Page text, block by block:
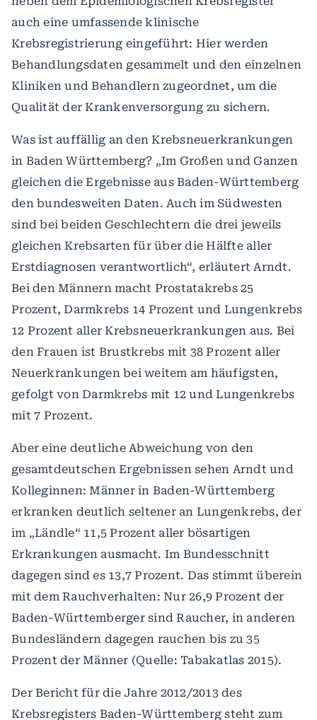
auch eine umfassende klinische
Krebsregistrierung eingeführt: Hier werden
Behandlungsdaten gesammelt und den einzelnen
Kliniken und Behandlern zugeordnet, um die
Qualität der Krankenversorgung zu sichern.
Was ist auffällig an den Krebsneuerkrankungen
in Baden Württemberg? „Im Großen und Ganzen
gleichen die Ergebnisse aus Baden-Württemberg
den bundesweiten Daten. Auch im Südwesten
sind bei beiden Geschlechtern die drei jeweils
gleichen Krebsarten für über die Hälfte aller
Erstdiagnosen verantwortlich“, erläutert Arndt.
Bei den Männern macht Prostatakrebs 25
Prozent, Darmkrebs 14 Prozent und Lungenkrebs
12 Prozent aller Krebsneuerkrankungen aus. Bei
den Frauen ist Brustkrebs mit 38 Prozent aller
Neuerkrankungen bei weitem am häufigsten,
gefolgt von Darmkrebs mit 12 und Lungenkrebs
mit 7 Prozent.
Aber eine deutliche Abweichung von den
gesamtdeutschen Ergebnissen sehen Arndt und
Kolleginnen: Männer in Baden-Württemberg
erkranken deutlich seltener an Lungenkrebs, der
im „Ländle“ 11,5 Prozent aller bösartigen
Erkrankungen ausmacht. Im Bundesschnitt
dagegen sind es 13,7 Prozent. Das stimmt überein
mit dem Rauchverhalten: Nur 26,9 Prozent der
Baden-Württemberger sind Raucher, in anderen
Bundesländern dagegen rauchen bis zu 35
Prozent der Männer (Quelle: Tabakatlas 2015).
Der Bericht für die Jahre 2012/2013 des
Krebsregisters Baden-Württemberg steht zum